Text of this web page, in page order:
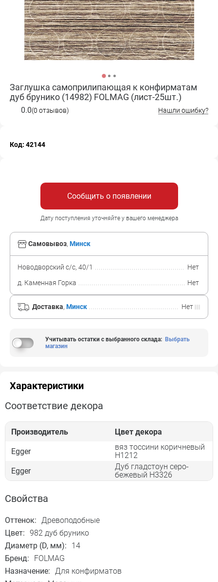
Заглушка самоприлипающая к конфирматам
дуб брунико (14982) FOLMAG (лист-25шт.)
0.0(0 отзывов) Нашли ошибку?
Код: 42144
Сообщить о появлении
Дату поступления уточняйте у вашего менеджера
Самовывоз, Минск
Новодворский с/с, 40/1
Нет
д. Каменная Горка
Нет
Доставка, Минск Нет
Учитывать остатки с выбранного склада: Выбрать
магазин
Характеристики
Соответствие декора
Производитель Цвет декора
Egger
вяз тоссини коричневый
Н1212
Egger
Дуб гладстоун серо-
бежевый Н3326
Свойства
Оттенок: Древоподобные
Цвет: 982 дуб брунико
Диаметр (D, мм):
14
Бренд:
FOLMAG
Назначение: Для конфирматов